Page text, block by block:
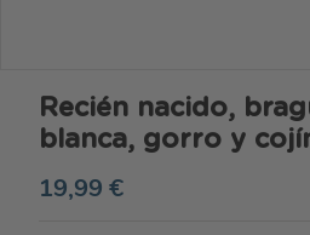
Recién nacido,
blanca, gorro y
19,99 €